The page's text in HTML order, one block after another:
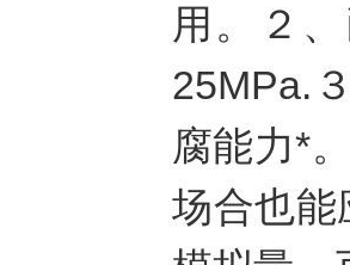
用。２
25MPa.
腐能力*
场合也能